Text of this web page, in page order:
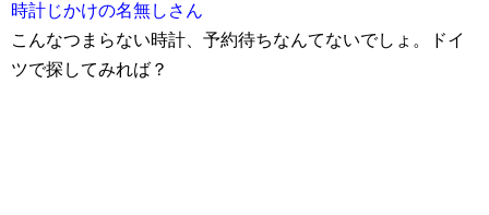
時計じかけの名無しさん
こんなつまらない時計、予約待ちなんてないでしょ。ドイ
ツで探してみれば？